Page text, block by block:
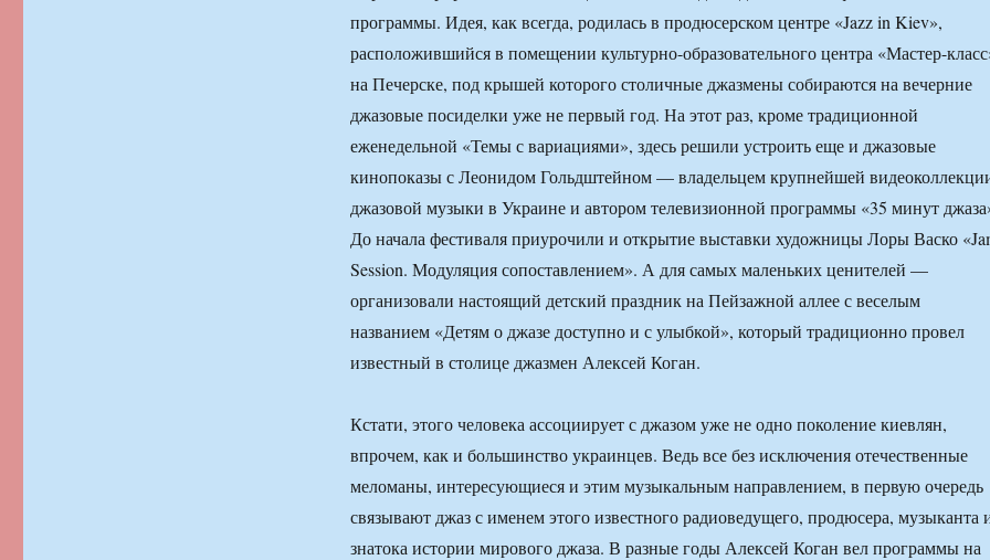
программы. Идея, как всегда, родилась в продюсерском центре «Jazz in Kiev»,
расположившийся в помещении культурно-образовательного центра «Мастер-
на Печерске, под крышей которого столичные джазмены собираются на вечерние
джазовые посиделки уже не первый год. На этот раз, кроме традиционной
еженедельной «Темы с вариациями», здесь решили устроить еще и джазовые
кинопоказы с Леонидом Гольдштейном — владельцем крупнейшей
джазовой музыки в Украине и автором телевизионной программы «35 минут
До начала фестиваля приурочили и открытие выставки художницы Лоры Васко
Session. Модуляция сопоставлением». А для самых маленьких ценителей —
организовали настоящий детский праздник на Пейзажной аллее с веселым
названием «Детям о джазе доступно и с улыбкой», который традиционно провел
известный в столице джазмен Алексей Коган.
Кстати, этого человека ассоциирует с джазом уже не одно поколение киевлян,
впрочем, как и большинство украинцев. Ведь все без исключения отечественные
меломаны, интересующиеся и этим музыкальным направлением, в первую очередь
связывают джаз с именем этого известного радиоведущего, продюсера, музыканта
знатока истории мирового джаза. В разные годы Алексей Коган вел программы на